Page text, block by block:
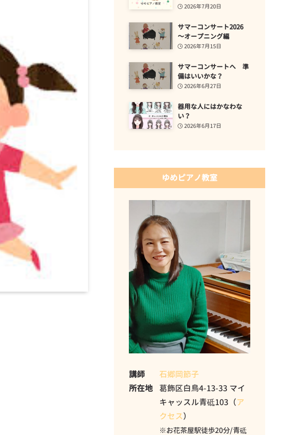
2026年7月20日
サマーコンサート2026
～オープニング編
2026年7月15日
サマーコンサートへ 準
備はいいかな？
2026年6月27日
器用な人にはかなわな
い？
2026年6月17日
ゆめピアノ教室
講師
石郷岡節子
所在地
葛飾区白鳥4-13-33 マイ
キャッスル青砥103（ア
クセス）
※お花茶屋駅徒歩20分/青砥